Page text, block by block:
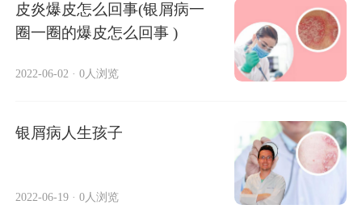
皮炎爆皮怎么回事(银屑病一
圈一圈的爆皮怎么回事 )
2022-06-02 · 0人浏览
银屑病人生孩子
2022-06-19 · 0人浏览